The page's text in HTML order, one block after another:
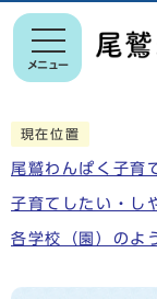
メニュー
現在位置
尾鷲わんぱく子育
子育てしたい・し
各学校（園）のよ